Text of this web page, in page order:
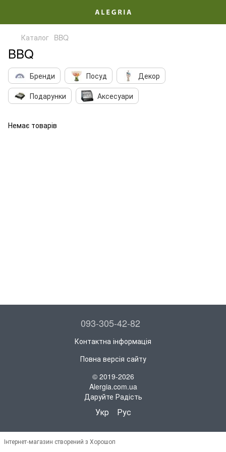
Каталог BBQ
BBQ
Бренди Посуд
Декор
Подарунки
Аксесуари
Немає товарів
093-305-42-82
Контактна інформація
Повна версія сайту
© 2019-2026
Alergia.com.ua
Даруйте Радість
Укр Рус
Інтернет-магазин створений з Хорошоп